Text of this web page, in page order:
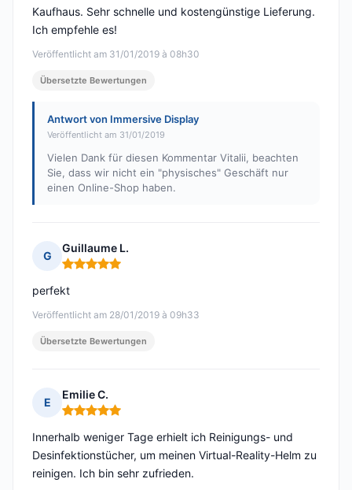
Veröffentlicht am 31/01/2019 à 08h30
Kaufhaus. Sehr schnelle und kostengünstige Lieferung.
Ich empfehle es!
Übersetzte Bewertungen
Antwort von Immersive Display
Veröffentlicht am 31/01/2019
Vielen Dank für diesen Kommentar Vitalii, beachten
Sie, dass wir nicht ein "physisches" Geschäft nur
einen Online-Shop haben.
G
Guillaume L.
Hinweis: 5 von 5
Veröffentlicht am 28/01/2019 à 09h33
perfekt
Übersetzte Bewertungen
E
Emilie C.
Hinweis: 5 von 5
Innerhalb weniger Tage erhielt ich Reinigungs- und
Desinfektionstücher, um meinen Virtual-Reality-Helm zu
reinigen. Ich bin sehr zufrieden.